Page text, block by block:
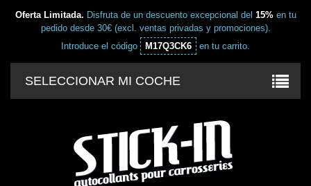
Oferta Limitada. Disfruta de un descuento excepcional del 15%en tu
pedido desde 30€ (excl. ventas privadas y promociones).
Introduce el código
M17Q3CK6 en tu carrito.
SELECCIONAR MI COCHE